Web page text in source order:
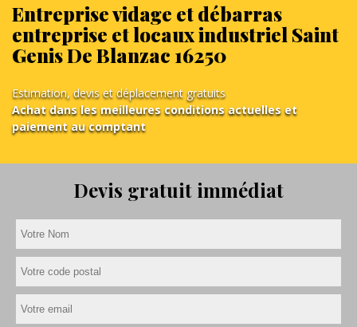
Entreprise vidage et débarras
entreprise et locaux industriel Saint
Genis De Blanzac 16250
Estimation, devis et déplacement gratuits
Achat dans les meilleures conditions actuelles et
paiement au comptant
Devis gratuit immédiat